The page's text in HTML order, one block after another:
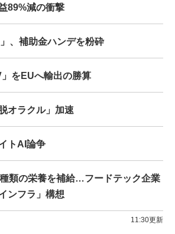
89%減の衝撃
、補助金ハンデを粉砕
をEUへ輸出の勝算
オラクル」加速
トAI論争
類の栄養を補給…フードテック企業
ンフラ」構想
11:30更新